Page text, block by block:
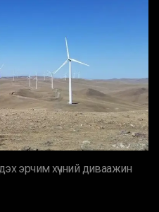
эрчим хүчний диваажин